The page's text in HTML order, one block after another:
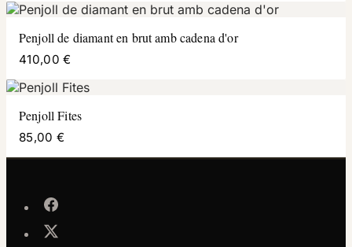
Penjoll de diamant en brut amb cadena d'or
410,00 €
Penjoll Fites
85,00 €